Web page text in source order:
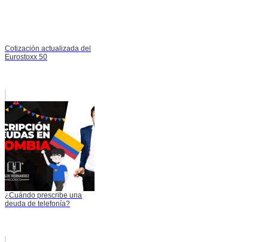
Cotización actualizada del
Eurostoxx 50
¿Cuándo prescribe una
deuda de telefonía?